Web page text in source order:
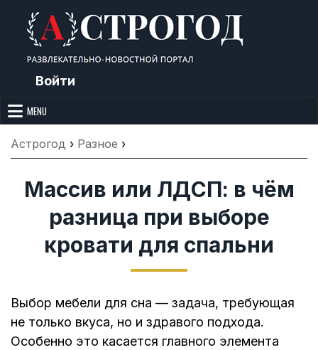
content
Войти
Астрогод: Праздники сегодня,
Лунный календарь, Приметы,
Что нельзя делать, Гороскопы и
Сонник
приметы, точный гороскоп и толкование снов. Читайте, что можно и
MENU
Астрогод › Разное ›
Массив или ЛДСП: в чём
разница при выборе
кровати для спальни
Выбор мебели для сна — задача, требующая
не только вкуса, но и здравого подхода.
Особенно это касается главного элемента